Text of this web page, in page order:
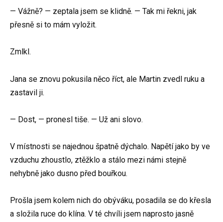
— Vážně? — zeptala jsem se klidně. — Tak mi řekni, jak
přesně si to mám vyložit.
Zmlkl.
Jana se znovu pokusila něco říct, ale Martin zvedl ruku a
zastavil ji.
— Dost, — pronesl tiše. — Už ani slovo.
V místnosti se najednou špatně dýchalo. Napětí jako by ve
vzduchu zhoustlo, ztěžklo a stálo mezi námi stejně
nehybně jako dusno před bouřkou.
Prošla jsem kolem nich do obýváku, posadila se do křesla
a složila ruce do klína. V té chvíli jsem naprosto jasně